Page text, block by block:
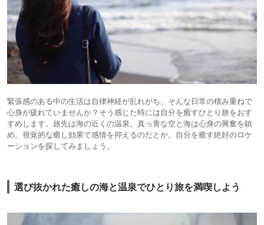
緊張感のある中の生活は自律神経が乱れがち。そんな日常の積み重ねで
心身が疲れていませんか？そう感じた時には自分を癒すひとり旅をおす
すめします。旅先は海の近くの温泉。真っ青な空と海は心身の興奮を鎮
め、視覚的な癒し効果で感情を抑えるのだとか。自分を癒す絶好のロケ
ーションを探してみましょう。
選び抜かれた癒しの海と温泉でひとり旅を満喫しよう